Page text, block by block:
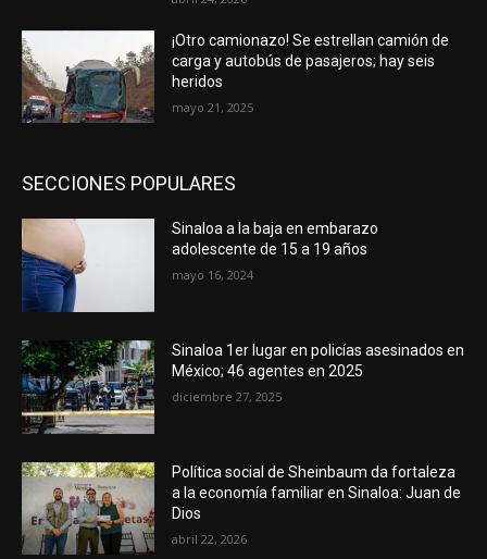
¡Otro camionazo! Se estrellan camión de
carga y autobús de pasajeros; hay seis
heridos
mayo 21, 2025
SECCIONES POPULARES
Sinaloa a la baja en embarazo
adolescente de 15 a 19 años
mayo 16, 2024
Sinaloa 1er lugar en policías asesinados en
México; 46 agentes en 2025
diciembre 27, 2025
Política social de Sheinbaum da fortaleza
a la economía familiar en Sinaloa: Juan de
Dios
abril 22, 2026